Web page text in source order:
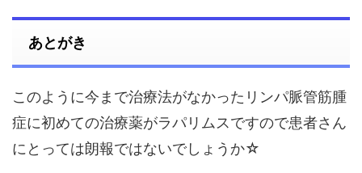
あとがき
このように今まで治療法がなかったリンパ脈管筋腫
症に初めての治療薬がラパリムスですので患者さん
にとっては朗報ではないでしょうか☆